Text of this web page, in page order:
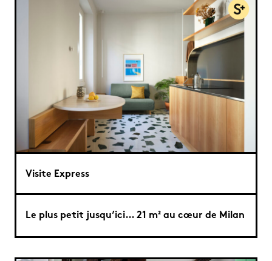
Visite Express
Le plus petit jusqu’ici… 21 m² au cœur de Milan